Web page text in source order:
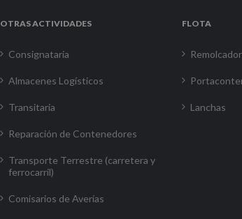
OTRAS ACTIVIDADES
Consignataria
Almacenes Logísticos
Transitaria
Reparación de Contenedores
Transporte Terrestre (carretera y
ferrocarril)
Comisarios de Averías
FLOTA
Lanchas